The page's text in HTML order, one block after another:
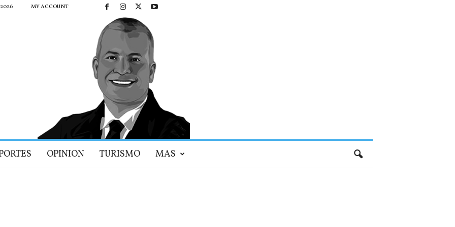
MY ACCOUNT
OPINION TURISMO MAS